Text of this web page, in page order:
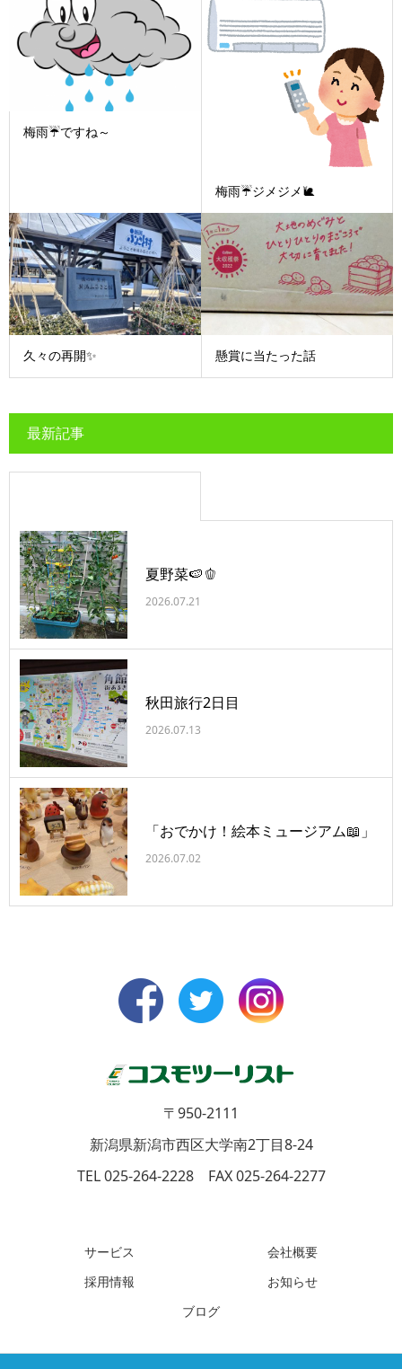
梅雨☔ですね～
梅雨☔ジメジメ🐌
久々の再開✨ 懸賞に当たった話
最新記事
夏野菜🍉🫑
2026.07.21
秋田旅行2日目
2026.07.13
「おでかけ！絵本ミュージアム📖」
2026.07.02
〒950-2111
新潟県新潟市西区大学南2丁目8-24
TEL 025-264-2228 FAX 025-264-2277
サービス
会社概要
採用情報
お知らせ
ブログ